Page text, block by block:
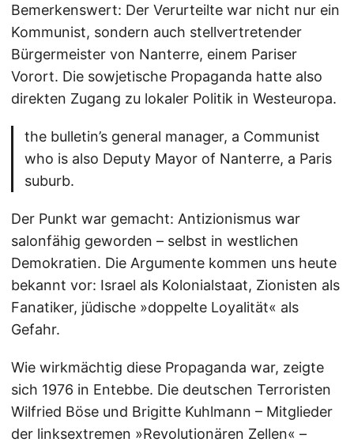
Bemerkenswert: Der Verurteilte war nicht nur ein
Kommunist, sondern auch stellvertretender
Bürgermeister von Nanterre, einem Pariser
Vorort. Die sowjetische Propaganda hatte also
direkten Zugang zu lokaler Politik in Westeuropa.
the bulletin’s general manager, a Communist
who is also Deputy Mayor of Nanterre, a Paris
suburb.
Der Punkt war gemacht: Antizionismus war
salonfähig geworden – selbst in westlichen
Demokratien. Die Argumente kommen uns heute
bekannt vor: Israel als Kolonialstaat, Zionisten als
Fanatiker, jüdische »doppelte Loyalität« als
Gefahr.
Wie wirkmächtig diese Propaganda war, zeigte
sich 1976 in Entebbe. Die deutschen Terroristen
Wilfried Böse und Brigitte Kuhlmann – Mitglieder
der linksextremen »Revolutionären Zellen« –